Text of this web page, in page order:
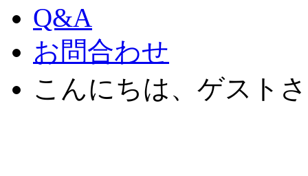
Q&A
お問合わせ
こんにちは、ゲスト